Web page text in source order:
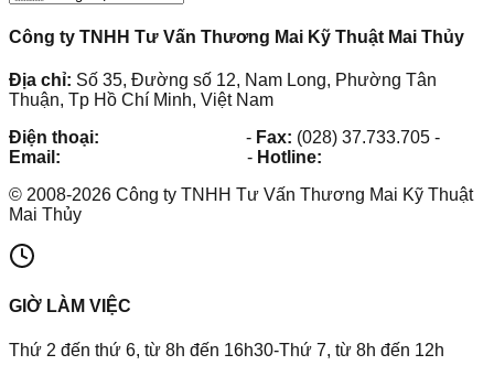
Công ty TNHH Tư Vấn Thương Mai Kỹ Thuật Mai Thủy
Địa chỉ: Số 35, Đường số 12, Nam Long, Phường Tân
Thuận, Tp Hồ Chí Minh, Việt Nam
Điện thoại:
- Fax: (028) 37.733.705 -
Email:
- Hotline:
© 2008-2026 Công ty TNHH Tư Vấn Thương Mai Kỹ Thuật
Mai Thủy
GIỜ LÀM VIỆC
Thứ 2 đến thứ 6, từ 8h đến 16h30-Thứ 7, từ 8h đến 12h